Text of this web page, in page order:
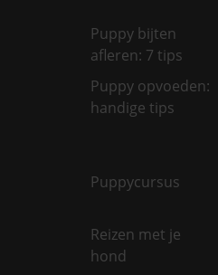
Puppy bijten
afleren: 7 tips
Puppy opvoeden:
handige tips
Puppycursus
Reizen met je
hond